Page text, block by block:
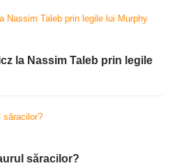
la Nassim Taleb prin legile
săracilor?